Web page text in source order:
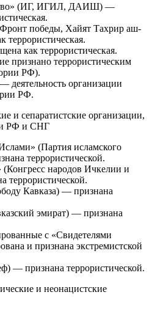
(ИГ, ИГИЛ, ДАИШ) —
победы, Хайят Тахрир аш-
как террористическая.
признано террористическим
РФ).
деятельность организации
РФ.
и сепаратистские организации,
РФ и СНГ
(Партия исламского
террористической.
народов Ичкелии и
террористической.
Кавказа) — признана
эмират) — признана
с «Свидетелями
и признана экстремистской
— признана террористической.
и неонацистские